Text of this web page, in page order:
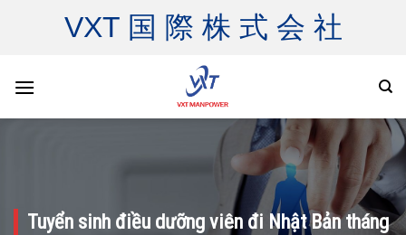
VXT 国 際 株 式 会 社
Tuyển sinh điều dưỡng viên đi Nhật Bản tháng